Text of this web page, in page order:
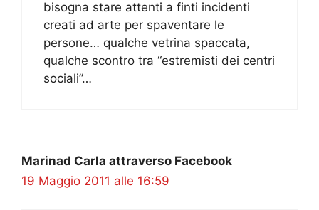
bisogna stare attenti a finti incidenti
creati ad arte per spaventare le
persone… qualche vetrina spaccata,
qualche scontro tra “estremisti dei centri
sociali”…
Marinad Carla attraverso Facebook
19 Maggio 2011 alle 16:59